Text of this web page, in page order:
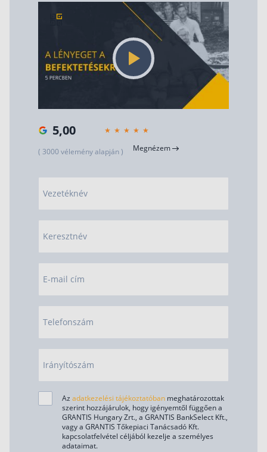
5,00
( 3000 vélemény alapján ) Megnézem
Vezetéknév
Keresztnév
E-mail cím
Telefonszám
Irányítószám
Az adatkezelési tájékoztatóban meghatározottak
szerint hozzájárulok, hogy igényemtől függően a
GRANTIS Hungary Zrt., a GRANTIS BankSelect Kft.,
vagy a GRANTIS Tőkepiaci Tanácsadó Kft.
kapcsolatfelvétel céljából kezelje a személyes
adataimat.